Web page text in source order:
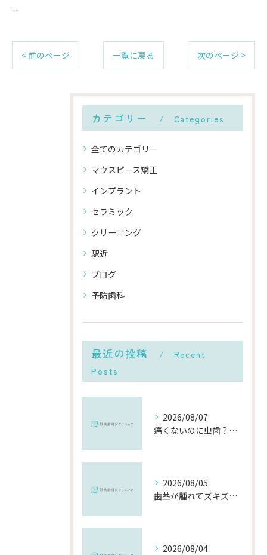
--
< 前のページ 一覧に戻る 次のページ >
カテゴリー Categories
全てのカテゴリー
マウスピース矯正
インプラント
セラミック
クリーニング
駅近
ブログ
予防歯科
最近の投稿
Recent
Posts
2026/08/07
痛くないのに虫歯？「痛みのない虫歯」が進行する理由と発見方法
2026/08/05
歯茎が腫れてズキズキ痛む時の応急処置と、早めに受診すべき理由
2026/08/04